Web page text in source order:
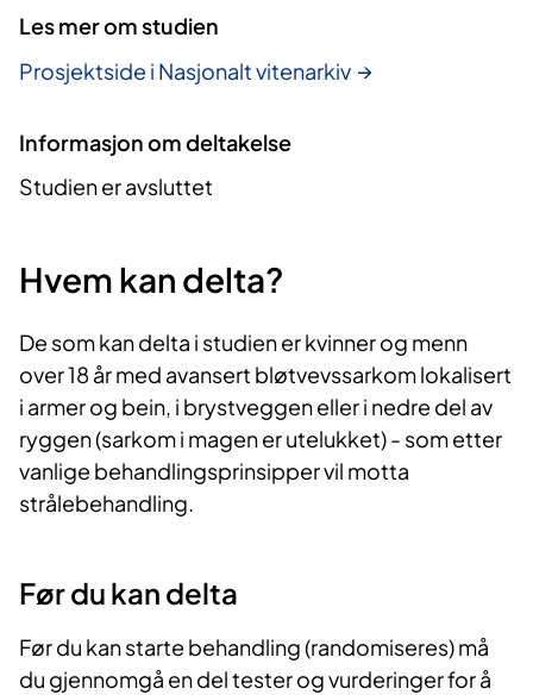
Les mer om studien
Prosjektside i Nasjonalt vitenarkiv
Informasjon om deltakelse
Studien er avsluttet
Hvem kan delta?
De som kan delta i studien er kvinner og menn
over 18 år med avansert bløtvevssarkom lokalisert
i armer og bein, i brystveggen eller i nedre del av
ryggen (sarkom i magen er utelukket) - som etter
vanlige behandlingsprinsipper vil motta
strålebehandling.
Før du kan delta
Før du kan starte behandling (randomiseres) må
du gjennomgå en del tester og vurderinger for å